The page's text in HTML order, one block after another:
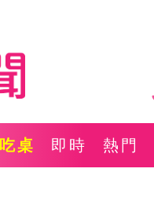
桌 即時 熱門